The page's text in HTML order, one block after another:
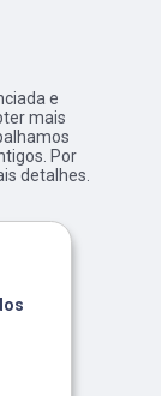
e
mais
Por
detalhes.